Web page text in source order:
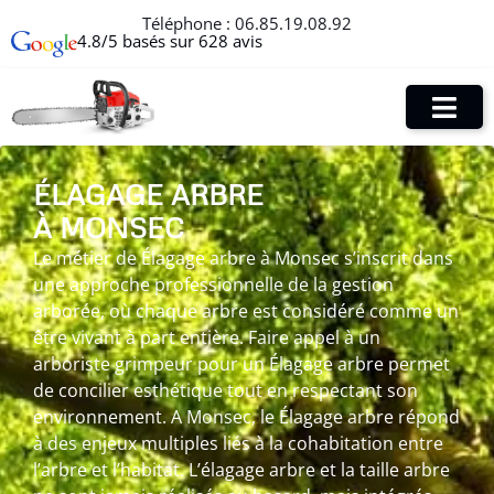
Téléphone : 06.85.19.08.92
4.8/5 basés sur 628 avis
ÉLAGAGE ARBRE
À MONSEC
Le métier de Élagage arbre à Monsec s’inscrit dans
une approche professionnelle de la gestion
arborée, où chaque arbre est considéré comme un
être vivant à part entière. Faire appel à un
arboriste grimpeur pour un Élagage arbre permet
de concilier esthétique tout en respectant son
environnement. A Monsec, le Élagage arbre répond
à des enjeux multiples liés à la cohabitation entre
l’arbre et l’habitat. L’élagage arbre et la taille arbre